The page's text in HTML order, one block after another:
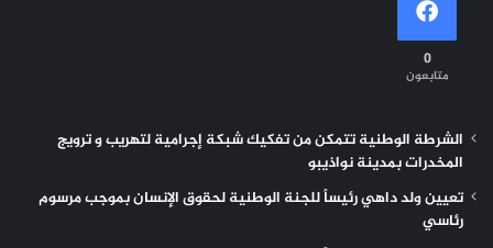
0
متابعون
الشرطة الوطنية تتمكن من تفكيك شبكة إجرامية لتهريب و ترويج
المخدرات بمدينة نواذيبو
تعيين ولد داهي رئيساً للجنة الوطنية لحقوق الإنسان بموجب مرسوم
رئاسي